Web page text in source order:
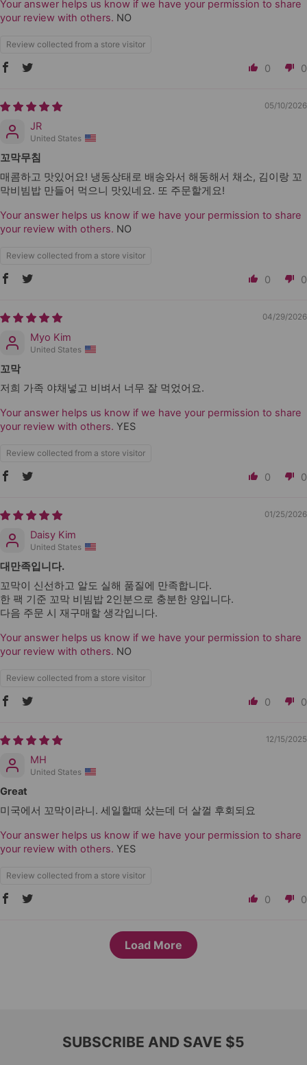
Your answer helps us know if we have your permission to share
your review with others. NO
Review collected from a store visitor
0 0
05/10/2026
JR
United States
꼬막무침
매콤하고 맛있어요! 냉동상태로 배송와서 해동해서 채소, 김이랑 꼬
막비빔밥 만들어 먹으니 맛있네요. 또 주문할게요!
Your answer helps us know if we have your permission to share
your review with others. NO
Review collected from a store visitor
0 0
04/29/2026
Myo Kim
United States
꼬막
저희 가족 야채넣고 비벼서 너무 잘 먹었어요.
Your answer helps us know if we have your permission to share
your review with others. YES
Review collected from a store visitor
0 0
01/25/2026
Daisy Kim
United States
대만족입니다.
꼬막이 신선하고 알도 실해 품질에 만족합니다.
한 팩 기준 꼬막 비빔밥 2인분으로 충분한 양입니다.
다음 주문 시 재구매할 생각입니다.
Your answer helps us know if we have your permission to share
your review with others. NO
Review collected from a store visitor
0 0
12/15/2025
MH
United States
Great
미국에서 꼬막이라니. 세일할때 샀는데 더 살껄 후회되요
Your answer helps us know if we have your permission to share
your review with others. YES
Review collected from a store visitor
0 0
Load More
SUBSCRIBE AND SAVE $5